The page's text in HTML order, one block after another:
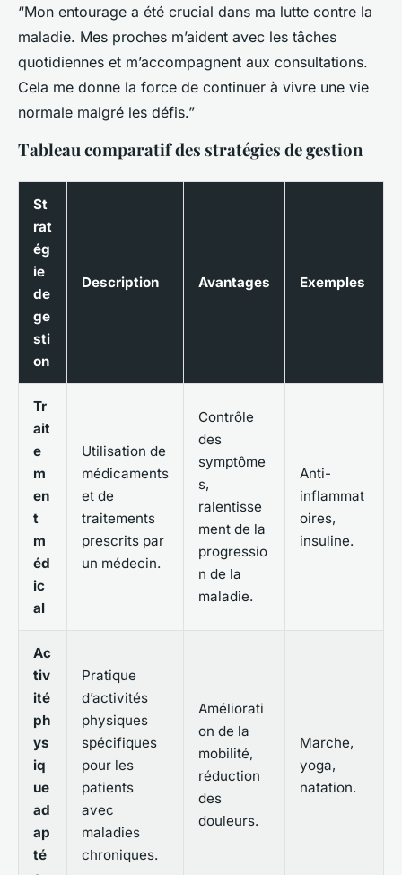
“Mon entourage a été crucial dans ma lutte contre la
maladie. Mes proches m’aident avec les tâches
quotidiennes et m’accompagnent aux consultations.
Cela me donne la force de continuer à vivre une vie
normale malgré les défis.”
Tableau comparatif des stratégies de gestion
St
rat
ég
ie
de
ge
sti
on
Description Avantages Exemples
Tr
ait
e
m
en
t
m
éd
ic
al
Utilisation de
médicaments
et de
traitements
prescrits par
un médecin.
Contrôle
des
symptôme
s,
ralentisse
ment de la
progressio
n de la
maladie.
Anti-
inflammat
oires,
insuline.
Ac
tiv
ité
ph
ys
iq
ue
ad
ap
té
Pratique
d’activités
physiques
spécifiques
pour les
patients
avec
maladies
chroniques.
Améliorati
on de la
mobilité,
réduction
des
douleurs.
Marche,
yoga,
natation.